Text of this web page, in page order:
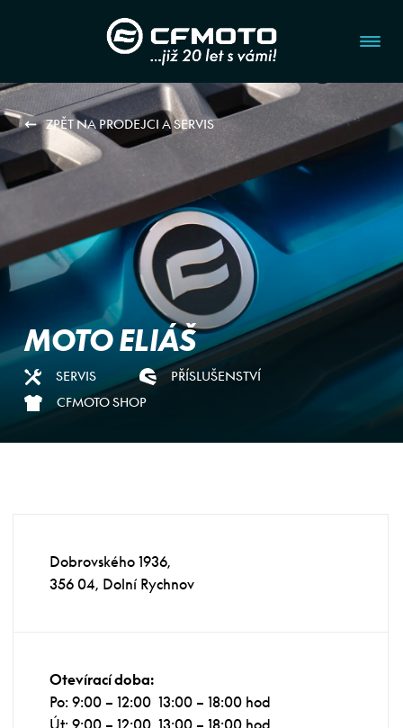
ZPĚT NA PRODEJCI A SERVIS
MOTO ELIÁŠ
SERVIS
PŘÍSLUŠENSTVÍ
CFMOTO SHOP
Dobrovského 1936,
356 04, Dolní Rychnov
Otevírací doba:
Po: 9:00 – 12:00 13:00 – 18:00 hod